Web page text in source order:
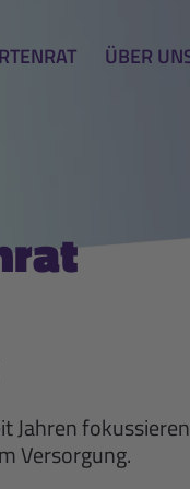
ÜBER
Jahren
Versorgung.